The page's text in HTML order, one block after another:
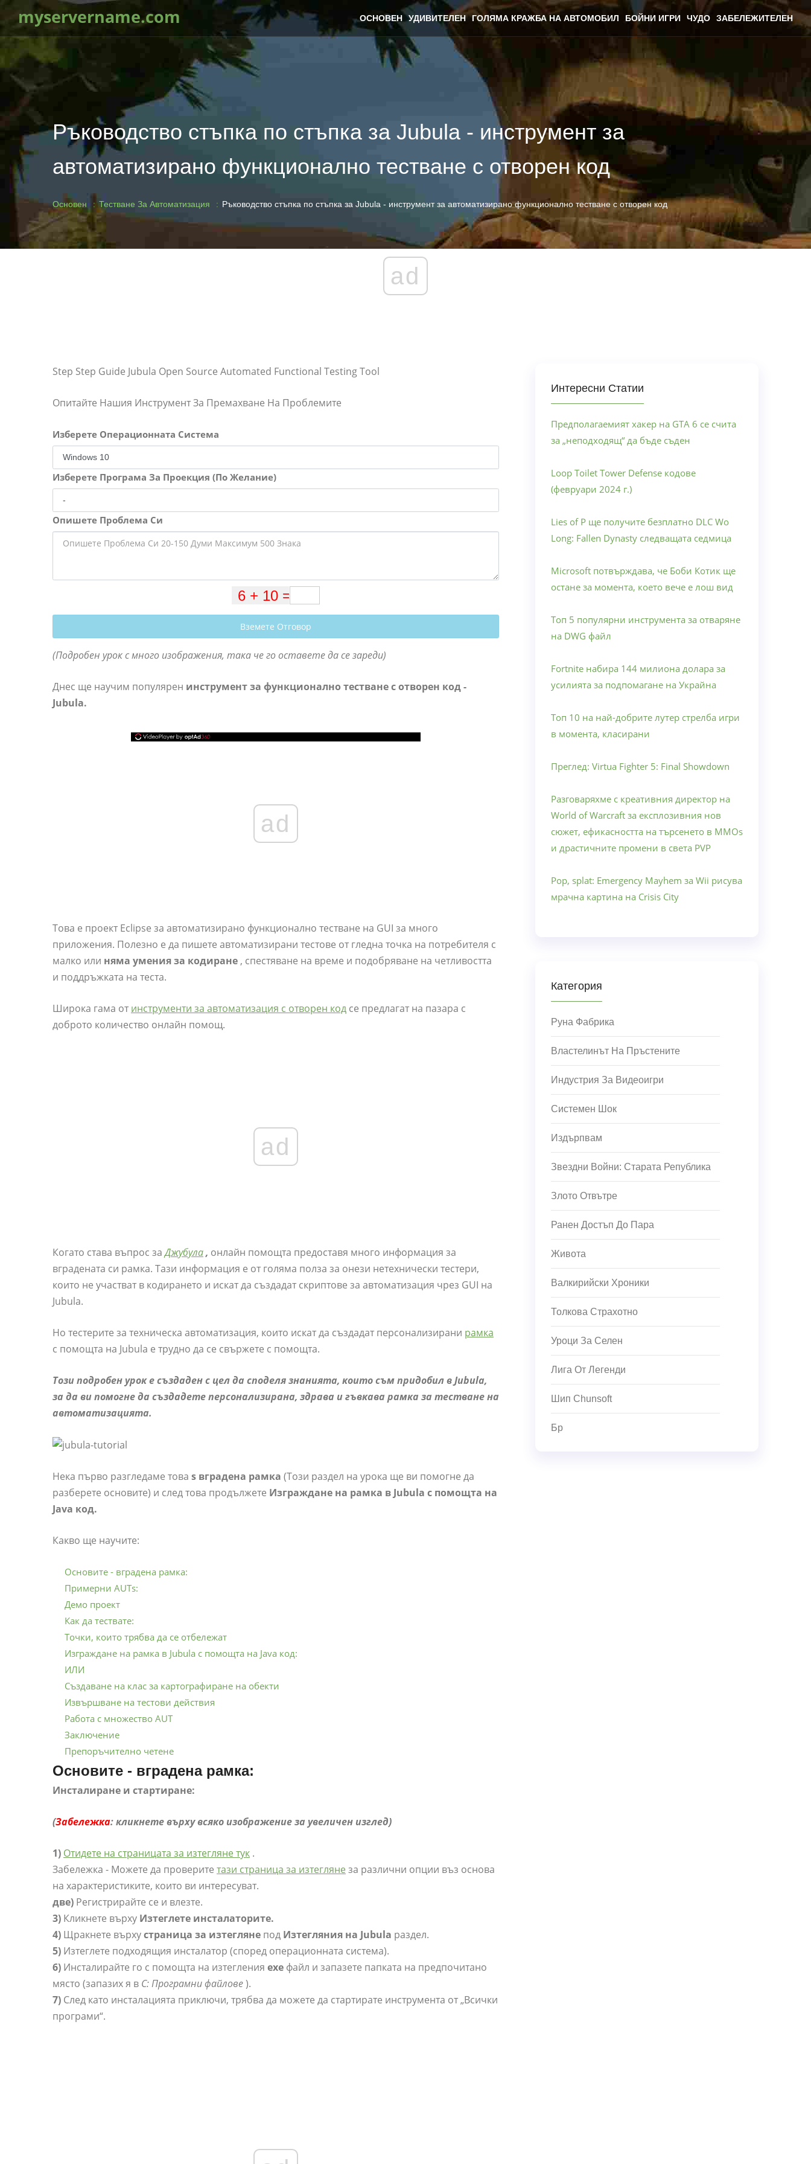
myservername.com ОСНОВЕН УДИВИТЕЛЕН ГОЛЯМА КРАЖБА НА АВТОМОБИЛ БОЙНИ ИГРИ ЧУДО ЗАБЕЛЕЖИТЕЛЕН
Ръководство стъпка по стъпка за Jubula - инструмент за
автоматизирано функционално тестване с отворен код
Основен Тестване За Автоматизация Ръководство стъпка по стъпка за Jubula - инструмент за автоматизирано функционално тестване с отворен код
ad
Step Step Guide Jubula Open Source Automated Functional Testing Tool
Опитайте Нашия Инструмент За Премахване На Проблемите
Изберете Операционната Система
Изберете Програма За Проекция (По Желание)
Опишете Проблема Си
Вземете Отговор
(Подробен урок с много изображения, така че го оставете да се зареди)
Днес ще научим популярен инструмент за функционално тестване с отворен код -
Jubula.
ad
Това е проект Eclipse за автоматизирано функционално тестване на GUI за много
приложения. Полезно е да пишете автоматизирани тестове от гледна точка на потребителя с
малко или няма умения за кодиране , спестяване на време и подобряване на четливостта
и поддръжката на теста.
Широка гама от инструменти за автоматизация с отворен код се предлагат на пазара с
доброто количество онлайн помощ.
ad
Когато става въпрос заДжубула, онлайн помощта предоставя много информация за
вградената си рамка. Тази информация е от голяма полза за онези нетехнически тестери,
които не участват в кодирането и искат да създадат скриптове за автоматизация чрез GUI на
Jubula.
Но тестерите за техническа автоматизация, които искат да създадат персонализирани рамка
с помощта на Jubula е трудно да се свържете с помощта.
Този подробен урок е създаден с цел да споделя знанията, които съм придобил в Jubula,
за да ви помогне да създадете персонализирана, здрава и гъвкава рамка за тестване на
автоматизацията.
Нека първо разгледаме това s вградена рамка (Този раздел на урока ще ви помогне да
разберете основите) и след това продължете Изграждане на рамка в Jubula с помощта на
Java код.
Какво ще научите:
Основите - вградена рамка:
Примерни AUTs:
Демо проект
Как да тествате:
Точки, които трябва да се отбележат
Изграждане на рамка в Jubula с помощта на Java код:
ИЛИ
Създаване на клас за картографиране на обекти
Извършване на тестови действия
Работа с множество AUT
Заключение
Препоръчително четене
Основите - вградена рамка:
Инсталиране и стартиране:
(Забележка: кликнете върху всяко изображение за увеличен изглед)
1) Отидете на страницата за изтегляне тук .
Забележка - Можете да проверите тази страница за изтегляне за различни опции въз основа
на характеристиките, които ви интересуват.
две) Регистрирайте се и влезте.
3) Кликнете върху Изтеглете инсталаторите.
4) Щракнете върхустраница за изтегляне под Изтегляния на Jubula раздел.
5) Изтеглете подходящия инсталатор (според операционната система).
6) Инсталирайте го с помощта на изтегления exe файл и запазете папката на предпочитано
място (запазих я в C: Програмни файлове).
7) След като инсталацията приключи, трябва да можете да стартирате инструмента от „Всички
програми“.
Интересни Статии
Предполагаемият хакер на GTA 6 се счита
за „неподходящ“ да бъде съден
Loop Toilet Tower Defense кодове
(февруари 2024 г.)
Lies of P ще получите безплатно DLC Wo
Long: Fallen Dynasty следващата седмица
Microsoft потвърждава, че Боби Котик ще
остане за момента, което вече е лош вид
Топ 5 популярни инструмента за отваряне
на DWG файл
Fortnite набира 144 милиона долара за
усилията за подпомагане на Украйна
Топ 10 на най-добрите лутер стрелба игри
в момента, класирани
Преглед: Virtua Fighter 5: Final Showdown
Разговаряхме с креативния директор на
World of Warcraft за експлозивния нов
сюжет, ефикасността на търсенето в MMOs
и драстичните промени в света PVP
Pop, splat: Emergency Mayhem за Wii рисува
мрачна картина на Crisis City
Категория
Руна Фабрика
Властелинът На Пръстените
Индустрия За Видеоигри
Системен Шок
Издърпвам
Звездни Войни: Старата Република
Злото Отвътре
Ранен Достъп До Пара
Живота
Валкирийски Хроники
Толкова Страхотно
Уроци За Селен
Лига От Легенди
Шип Chunsoft
Бр